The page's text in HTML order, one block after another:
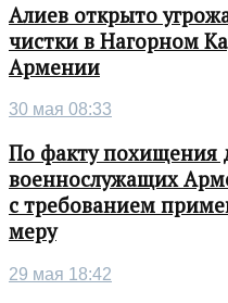
Алиев открыто
чистки в Нагорном
Армении
30 мая 08:33
По факту похищения
военнослужащих
с требованием
меру
29 мая 18:42